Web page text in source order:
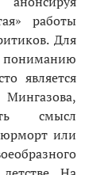
работы
Для
пониманию
является
смысл
или